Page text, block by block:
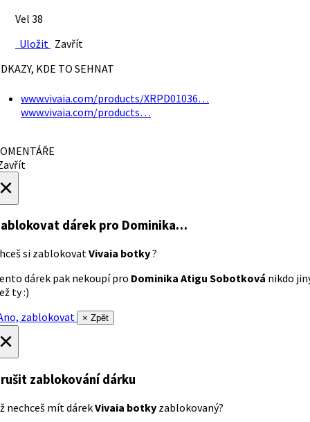
Vel 38
Uložit Zavřít
KDE TO SEHNAT
www.vivaia.com/products/XRPD01036…
www.vivaia.com/products…
dárek pro Dominika…
si zablokovatVivaia botky?
dárek pak nekoupí pro Dominika Atigu Sobotková nikdo
ty :)
zablokovat
× Zpět
zablokování dárku
nechceš mít dárekVivaia botky zablokovaný?